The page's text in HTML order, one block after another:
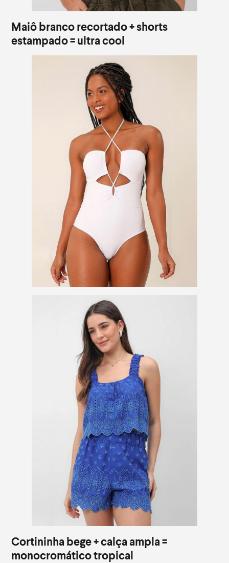
Maiô branco recortado + shorts
estampado = ultra cool
Cortininha bege + calça ampla =
monocromático tropical